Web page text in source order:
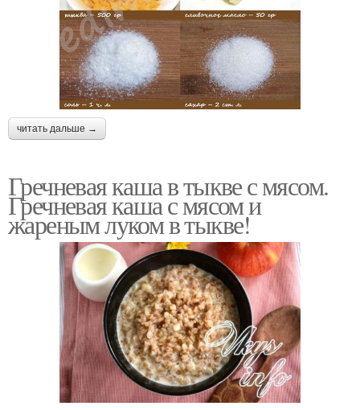
читать дальше →
Гречневая каша в тыкве с мясом.
Гречневая каша с мясом и
жареным луком в тыкве!